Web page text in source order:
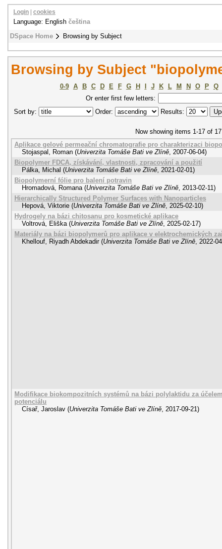
DSpace Home Browsing by Subject
Login cookies
Language: English čeština
Browsing by Subject
0-9 A B C D E F G H J K L M N O P
Q
Or enter first few letters:
Sort by:
Order: Results:
Now showing items 1-17 of 17
Aplikace gelové permeační chromatografie pro charakterizaci
Stojaspal, Roman (Univerzita Tomáše Bati ve Zlíně, 2007-06-04)
Biopolymer FDCA, získávání, vlastnosti, zpracování a použití
Pálka, Michal (Univerzita Tomáše Bati ve Zlíně, 2021-02-01)
Biopolymerní fólie pro balení potravin
Hromadová, Romana (Univerzita Tomáše Bati ve Zlíně, 2013-02-11)
Hierarchically Structured Polymer Surfaces with Nanoparticles
Hepová, Viktorie (Univerzita Tomáše Bati ve Zlíně, 2025-02-10)
Hydrogely na bázi chitosanu pro kosmetické aplikace
Voltrová, Eliška (Univerzita Tomáše Bati ve Zlíně, 2025-02-17)
Materiály na bázi biopolymerů pro aplikace v elektrochemických
Khellouf, Riyadh Abdekadir (Univerzita Tomáše Bati ve Zlíně, 2022-
Modifikace biokompozitních systémů na bázi polylaktidu za
potenciálu
Císař, Jaroslav (Univerzita Tomáše Bati ve Zlíně, 2017-09-21)